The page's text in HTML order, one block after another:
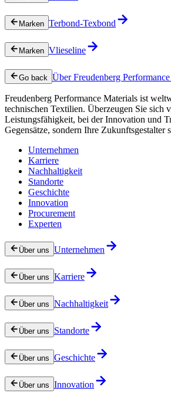
Marken Terbond-Texbond
Marken Vlieseline
Go back Über Freudenberg
Freudenberg Performance Materials ist
technischen Textilien. Überzeugen Sie sich
Leistungsfähigkeit, bei der Innovation und
Gegensätze, sondern Ihre Zukunftsgestalter
Unternehmen
Karriere
Nachhaltigkeit
Standorte
Geschichte
Innovation
Procurement
Experten
Über uns Unternehmen
Über uns Karriere
Über uns Nachhaltigkeit
Über uns Standorte
Über uns Geschichte
Über uns Innovation